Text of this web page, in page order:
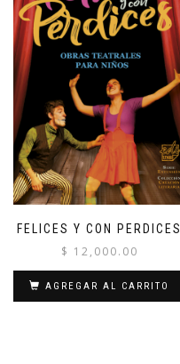
FELICES Y CON PERDICES
$ 12,000.00
AGREGAR AL CARRITO